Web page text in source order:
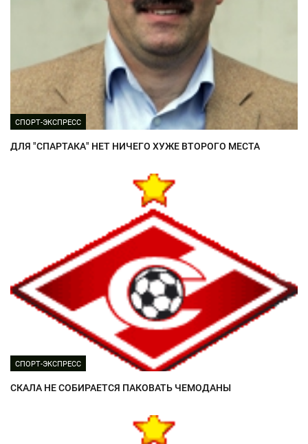
СПОРТ-ЭКСПРЕСС
ДЛЯ "СПАРТАКА" НЕТ НИЧЕГО ХУЖЕ ВТОРОГО МЕСТА
СПОРТ-ЭКСПРЕСС
СКАЛА НЕ СОБИРАЕТСЯ ПАКОВАТЬ ЧЕМОДАНЫ